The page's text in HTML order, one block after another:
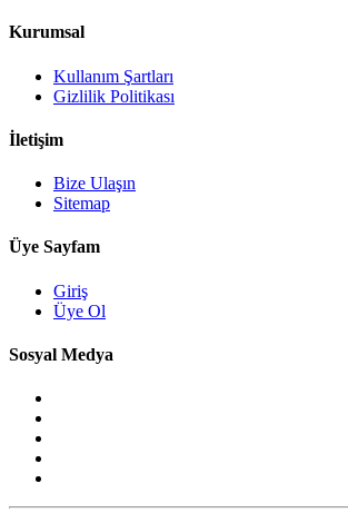
Kurumsal
Kullanım Şartları
Gizlilik Politikası
İletişim
Bize Ulaşın
Sitemap
Üye Sayfam
Giriş
Üye Ol
Sosyal Medya